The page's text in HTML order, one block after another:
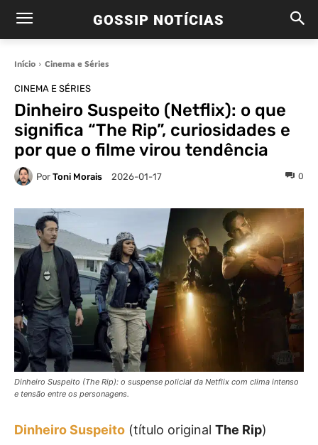
GOSSIP NOTÍCIAS
Início Cinema e Séries
CINEMA E SÉRIES
Dinheiro Suspeito (Netflix): o que
significa “The Rip”, curiosidades e
por que o filme virou tendência
Por Toni Morais 2026-01-17 0
Dinheiro Suspeito (The Rip): o suspense policial da Netflix com clima intenso
e tensão entre os personagens.
Dinheiro Suspeito (título original The Rip)